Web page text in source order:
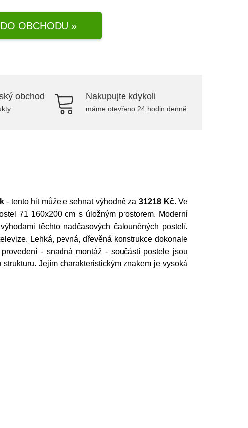
DO OBCHODU »
obchod Nakupujte kdykoli
máme otevřeno 24 hodin denně
- tento hit můžete sehnat výhodně za 31218 Kč. Ve
71 160x200 cm s úložným prostorem. Moderní
těchto nadčasových čalouněných postelí.
Lehká, pevná, dřevěná konstrukce dokonale
- snadná montáž - součástí postele jsou
Jejím charakteristickým znakem je vysoká